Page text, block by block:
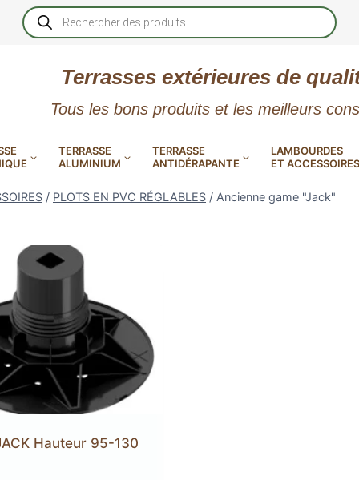
Recherche
de
produits
Terrasses extérieures de
Tous les bons produits et les meilleurs
EN
TERRASSE
ALUMINIUM
TERRASSE
ANTIDÉRAPANTE
LAMBOURDES
ET ACCESSOIRES
POUR TERRASSE
TERRASSE
LAMES DE BARDAGE
XTRACLAD « CLIN »
/ PLOTS EN PVC RÉGLABLES / Ancienne game "Jack"
Hauteur 95-130